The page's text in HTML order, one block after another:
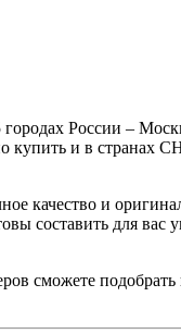
России –
и в странах
качество и
составить для
сможете подобрать